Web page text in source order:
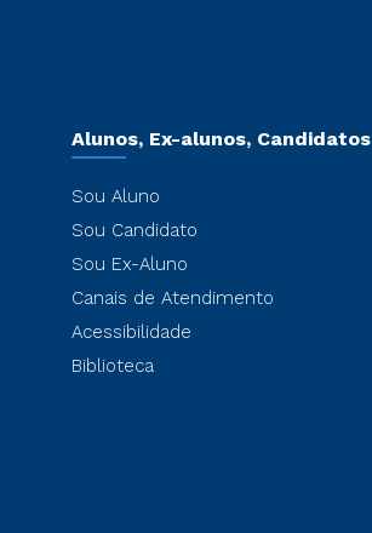
Alunos, Ex-alunos, Candidatos
Sou Aluno
Sou Candidato
Sou Ex-Aluno
Canais de Atendimento
Acessibilidade
Biblioteca